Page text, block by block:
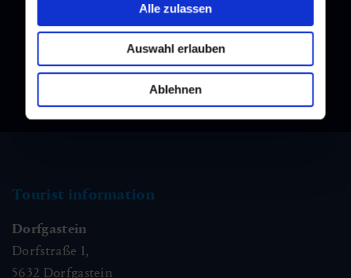
Alle zulassen
Auswahl erlauben
Ablehnen
Tourist information
Dorfgastein
Dorfstraße 1,
5632 Dorfgastein